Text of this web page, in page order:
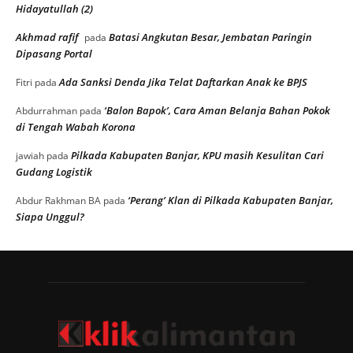
Hidayatullah (2)
Akhmad rafif pada Batasi Angkutan Besar, Jembatan Paringin
Dipasang Portal
Fitri padaAda Sanksi Denda Jika Telat Daftarkan Anak ke BPJS
Abdurrahman pada ‘Balon Bapok’, Cara Aman Belanja Bahan Pokok
di Tengah Wabah Korona
jawiah pada Pilkada Kabupaten Banjar, KPU masih Kesulitan Cari
Gudang Logistik
Abdur Rakhman BA pada ‘Perang’ Klan di Pilkada Kabupaten Banjar,
Siapa Unggul?